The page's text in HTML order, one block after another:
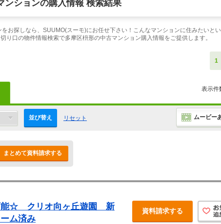
ンションの購入情報 検索結果
お探しなら、SUUMO(スーモ)にお任せ下さい！こんなマンションに住みたいと
り口の物件情報検索で多摩区枡形の中古マンション購入情報をご提供します。
1
表示件
並び替え リセット ムービー
まとめて資料請求する
能☆ クリオ向ヶ丘遊園 新
ム済み
資料請求する